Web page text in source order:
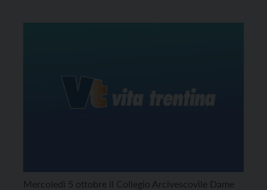
Mercoledì 5 ottobre il Collegio Arcivescovile Dame